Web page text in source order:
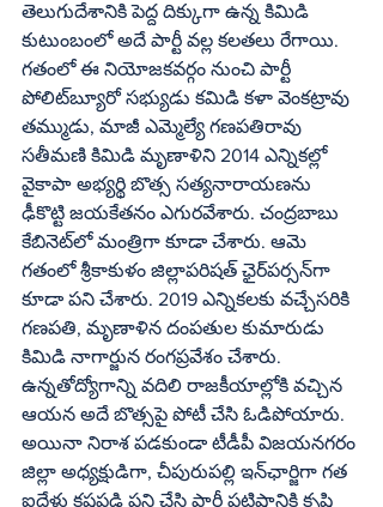
తెలుగుదేశానికి పెద్ద దిక్కుగా ఉన్న కిమిడి
కుటుంబంలో అదే పార్టీ వల్ల కలతలు రేగాయి.
గతంలో ఈ నియోజకవర్గం నుంచి పార్టీ
పోలిట్‌బ్యూరో సభ్యుడు కమిడి కళా వెంకట్రావు
తమ్ముడు, మాజీ ఎమ్మెల్యే గణపతిరావు
సతీమణి కిమిడి మృణాళిని 2014 ఎన్నికల్లో
వైకాపా అభ్యర్థి బొత్స సత్యనారాయణను
ఢీకొట్టి జయకేతనం ఎగురవేశారు. చంద్రబాబు
కేబినెట్‌లో మంత్రిగా కూడా చేశారు. ఆమె
గతంలో శ్రీకాకుళం జిల్లాపరిషత్‌ ఛైర్‌పర్సన్‌గా
కూడా పని చేశారు. 2019 ఎన్నికలకు వచ్చేసరికి
గణపతి, మృణాళిన దంపతుల కుమారుడు
కిమిడి నాగార్జున రంగప్రవేశం చేశారు.
ఉన్నతోద్యోగాన్ని వదిలి రాజకీయాల్లోకి వచ్చిన
ఆయన అదే బొత్సపై పోటీ చేసి ఓడిపోయారు.
అయినా నిరాశ పడకుండా టీడీపీ విజయనగరం
జిల్లా అధ్యక్షుడిగా, చీపురుపల్లి ఇన్‌ఛార్జిగా గత
ఐదేళ్లు కష్టపడి పని చేసి పార్టీ పటిష్టానికి కృషి